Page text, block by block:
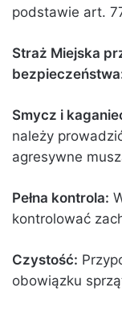
podstawie art.
Straż Miejska
Smycz i
należy
agresywne
Pełna kontrola:
kontrolować
Czystość:
obowiązku